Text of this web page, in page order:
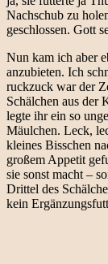
Nachschub zu
geschlossen. Gott
Nun kam ich aber
anzubieten. Ich
ruckzuck war der
Schälchen aus der
legte ihr ein so
Mäulchen. Leck,
kleines Bisschen
großem Appetit
sie sonst macht –
Drittel des
kein